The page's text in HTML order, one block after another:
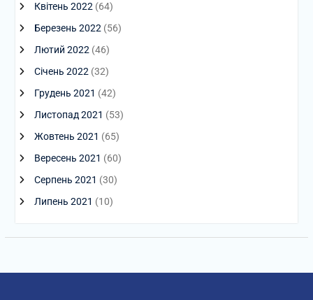
Квітень 2022 (64)
Березень 2022 (56)
Лютий 2022 (46)
Січень 2022 (32)
Грудень 2021 (42)
Листопад 2021 (53)
Жовтень 2021 (65)
Вересень 2021 (60)
Серпень 2021 (30)
Липень 2021 (10)